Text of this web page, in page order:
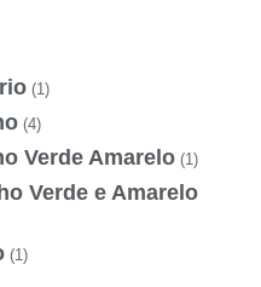
(1)
(4)
Verde Amarelo (1)
Verde e Amarelo
(1)